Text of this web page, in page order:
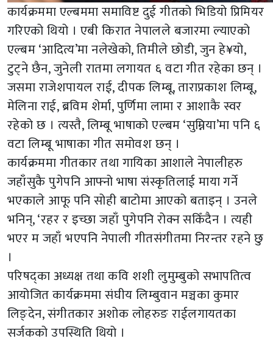
कार्यक्रममा एल्बममा समाविष्ट दुई गीतको भिडियो प्रिमियर
गरिएको थियो । एबी किरात नेपालले बजारमा ल्याएको
एल्बम ‘आदित्य’मा नलेखेको, तिमीले छोडी, जुन हे¥यो,
टुट्ने छैन, जुनेली रातमा लगायत ६ वटा गीत रहेका छन् ।
जसमा राजेशपायल राई, दीपक लिम्बू, ताराप्रकाश लिम्बू,
मेलिना राई, ब्रविम शेर्मा, पुर्णिमा लामा र आशाकै स्वर
रहेको छ । त्यस्तै, लिम्बू भाषाको एल्बम ‘सुम्निया’मा पनि ६
वटा लिम्बू भाषाका गीत समोवश छन् ।
कार्यक्रममा गीतकार तथा गायिका आशाले नेपालीहरु
जहाँसुकै पुगेपनि आफ्नो भाषा संस्कृतिलाई माया गर्ने
भएकाले आफू पनि सोही बाटोमा आएको बताइन् । उनले
भनिन्, ‘रहर र इच्छा जहाँ पुगेपनि रोक्न सकिँदैन । त्यही
भएर म जहाँ भएपनि नेपाली गीतसंगीतमा निरन्तर रहने छु
।
परिषद्का अध्यक्ष तथा कवि शशी लुमुम्बुको सभापतित्व
आयोजित कार्यक्रममा संघीय लिम्बुवान मञ्चका कुमार
लिङ्देन, संगीतकार अशोक लोहरुङ राईलगायतका
सर्जकको उपस्थिति थियो ।